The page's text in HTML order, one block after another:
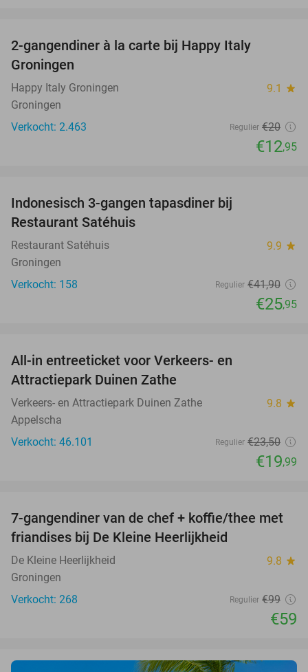
2-gangendiner à la carte bij Happy Italy
Groningen
Happy Italy Groningen 9.1 star
Groningen
Verkocht: 2.463
Regulier €20
€12,95
Indonesisch 3-gangen tapasdiner bij
Restaurant Satéhuis
Restaurant Satéhuis 9.9 star
Groningen
Verkocht: 158
Regulier €41,90
€25,95
All-in entreeticket voor Verkeers- en
Attractiepark Duinen Zathe
Verkeers- en Attractiepark Duinen Zathe 9.8 star
Appelscha
Verkocht: 46.101
Regulier €23,50
€19,99
40%
7-gangendiner van de chef + koffie/thee met
friandises bij De Kleine Heerlijkheid
De Kleine Heerlijkheid 9.8 star
Groningen
Verkocht: 268
Regulier €99
€59